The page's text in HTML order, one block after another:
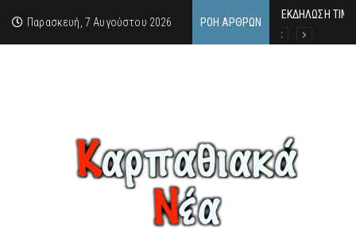
Παρασκευή, 7 Αυγούστου 2026 ΡΟΉ ΆΡΘΡΩΝ
ΕΚΔΗΛΩΣΗ
Κάθε
Οι δύο όψεις